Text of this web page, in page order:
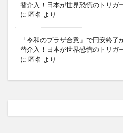
替介入！日本が世界恐慌のトリガ
に 匿名 より
「令和のプラザ合意」で円安終
替介入！日本が世界恐慌のトリガ
に 匿名 より